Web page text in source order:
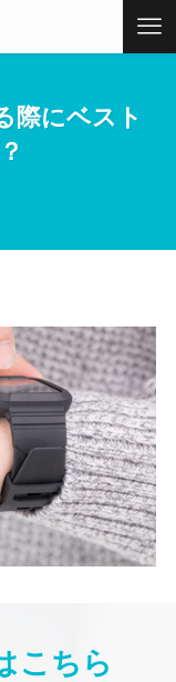
際にベスト
こちら